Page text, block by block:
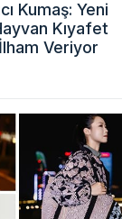
Kumaş: Yeni
Kıyafet
Veriyor